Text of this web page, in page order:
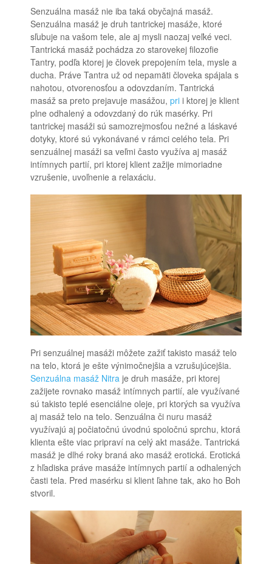
Senzuálna masáž nie iba taká obyčajná masáž.
Senzuálna masáž je druh tantrickej masáže, ktoré
sľubuje na vašom tele, ale aj mysli naozaj veľké veci.
Tantrická masáž pochádza zo starovekej filozofie
Tantry, podľa ktorej je človek prepojením tela, mysle a
ducha. Práve Tantra už od nepamäti človeka spájala s
nahotou, otvorenosťou a odovzdaním. Tantrická
masáž sa preto prejavuje masážou, pri i ktorej je klient
plne odhalený a odovzdaný do rúk masérky. Pri
tantrickej masáži sú samozrejmosťou nežné a láskavé
dotyky, ktoré sú vykonávané v rámci celého tela. Pri
senzuálnej masáži sa veľmi často využíva aj masáž
intímnych partií, pri ktorej klient zažije mimoriadne
vzrušenie, uvoľnenie a relaxáciu.
Pri senzuálnej masáži môžete zažiť takisto masáž telo
na telo, ktorá je ešte výnimočnejšia a vzrušujúcejšia.
Senzuálna masáž Nitra je druh masáže, pri ktorej
zažijete rovnako masáž intímnych partií, ale využívané
sú takisto teplé esenciálne oleje, pri ktorých sa využíva
aj masáž telo na telo. Senzuálna či nuru masáž
využívajú aj počiatočnú úvodnú spoločnú sprchu, ktorá
klienta ešte viac pripraví na celý akt masáže. Tantrická
masáž je dlhé roky braná ako masáž erotická. Erotická
z hľadiska práve masáže intímnych partií a odhalených
časti tela. Pred masérku si klient ľahne tak, ako ho Boh
stvoril.